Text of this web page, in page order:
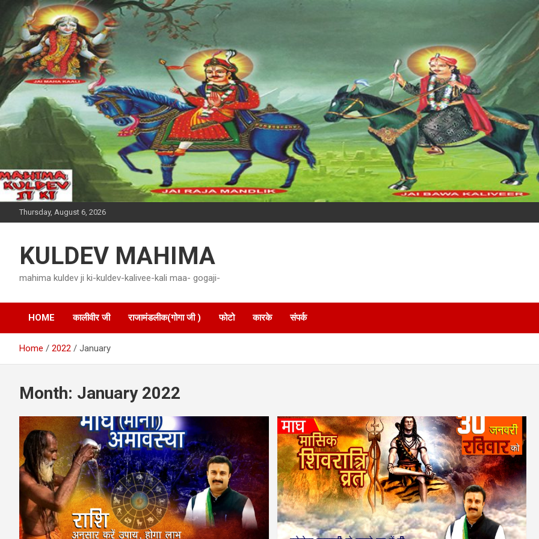
content
Thursday, August 6, 2026
KULDEV MAHIMA
mahima kuldev ji ki-kuldev-kalivee-kali maa- gogaji-
HOME कालीवीर जी राजामंडलीक(गोगा जी ) फोटो कारके संपर्क
Home 2022 January
Month: January 2022